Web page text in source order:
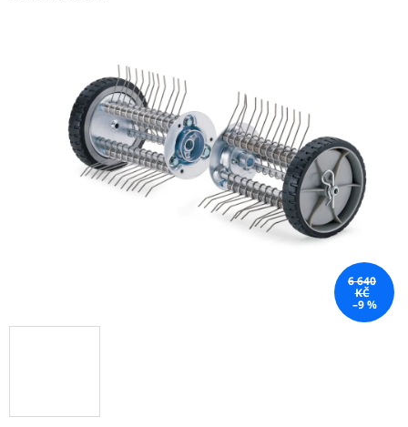
hvězdiček.
6 640
KČ
–9 %